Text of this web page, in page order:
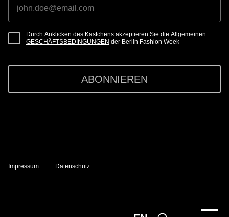
Durch Anklicken des Kästchens akzeptieren Sie die Allgemeinen
GESCHÄFTSBEDINGUNGEN der Berlin Fashion Week
ABONNIEREN
Impressum Datenschutz